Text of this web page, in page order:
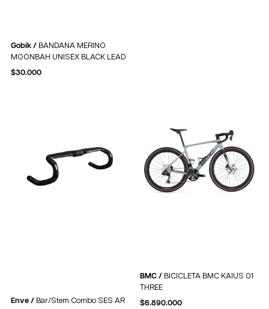
Gobik / BANDANA MERINO
MOONBAH UNISEX BLACK LEAD
$30.000
Enve / Bar/Stem Combo SES AR
BMC / BICICLETA BMC KAIUS 01
THREE
$6.890.000